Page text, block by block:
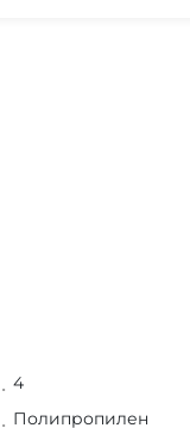
4
Полипропилен